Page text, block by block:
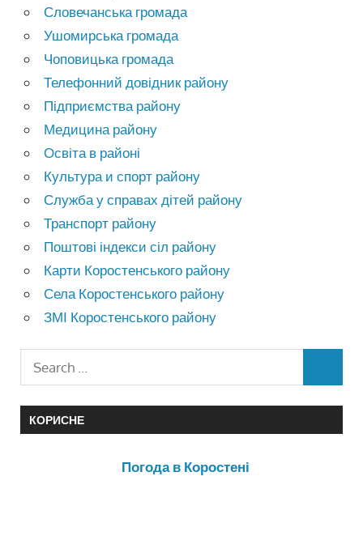
Словечанська громада
Ушомирська громада
Чоповицька громада
Телефонний довідник району
Підприємства району
Медицина району
Освіта в районі
Культура и спорт району
Служба у справах дітей району
Транспорт району
Поштові індекси сіл району
Карти Коростенського району
Села Коростенського району
ЗМІ Коростенського району
КОРИСНЕ
Погода в Коростені